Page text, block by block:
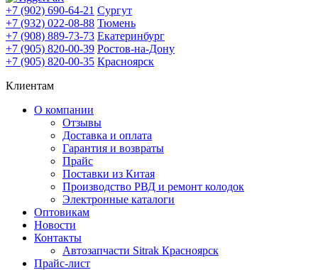
+7 (902) 690-64-21 Сургут
+7 (932) 022-08-88 Тюмень
+7 (908) 889-73-73 Екатеринбург
+7 (905) 820-00-39 Ростов-на-Дону
+7 (905) 820-00-35 Красноярск
Клиентам
О компании
Отзывы
Доставка и оплата
Гарантия и возвраты
Прайс
Поставки из Китая
Производство РВД и ремонт колодок
Электронные каталоги
Оптовикам
Новости
Контакты
Автозапчасти Sitrak Красноярск
Прайс-лист